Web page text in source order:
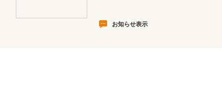
お知らせ表示